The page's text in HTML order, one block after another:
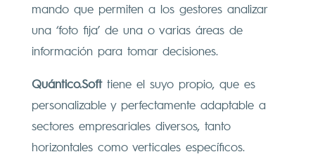
mando que permiten a los gestores analizar
una ‘foto fija’ de una o varias áreas de
información para tomar decisiones.
Quántico.Softtiene el suyo propio, que es
personalizable y perfectamente adaptable a
sectores empresariales diversos, tanto
horizontales como verticales específicos.